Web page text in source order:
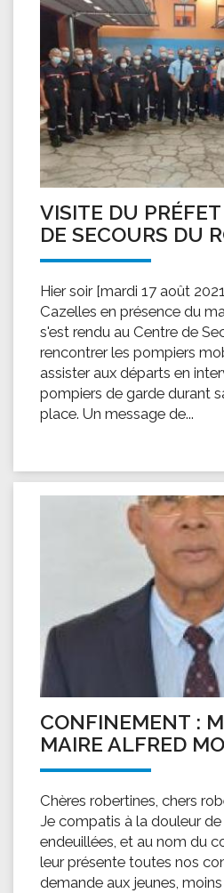
VISITE DU
DE SECOURS DU
Hier soir [mardi 17 août
Cazelles en présence du
s'est rendu au Centre de
rencontrer les pompiers
assister aux départs en
pompiers de garde durant
place. Un message de...
CONFINEMENT :
MAIRE ALFRED
Chères robertines, chers
Je compatis à la douleur
endeuillées, et au nom du
leur présente toutes nos
demande aux jeunes,